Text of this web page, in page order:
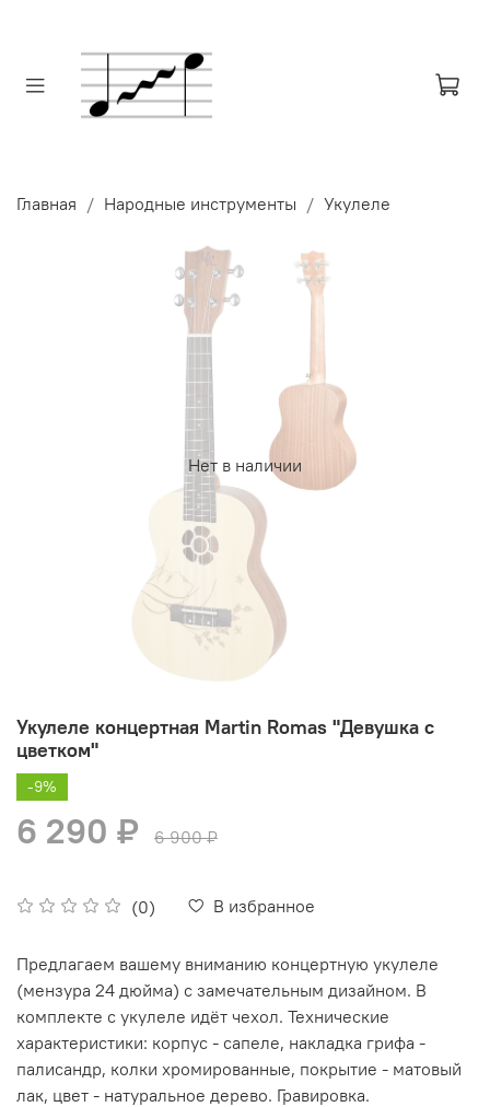
Главная Народные инструменты Укулеле
Нет в наличии
Укулеле концертная Martin Romas "Девушка с
цветком"
(0) В избранное
-9%
6 290 ₽ 6 900 ₽
Предлагаем вашему вниманию концертную укулеле
(мензура 24 дюйма) с замечательным дизайном. В
комплекте с укулеле идёт чехол. Технические
характеристики: корпус - сапеле, накладка грифа -
палисандр, колки хромированные, покрытие - матовый
лак, цвет - натуральное дерево. Гравировка.